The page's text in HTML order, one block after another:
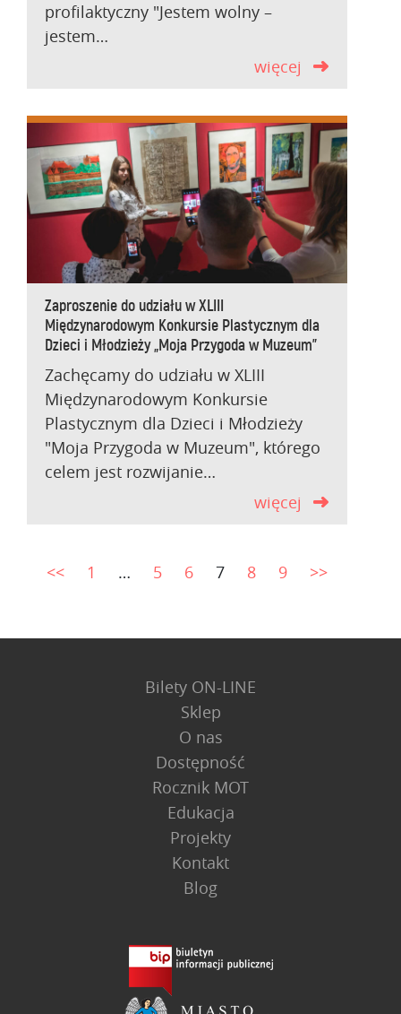
profilaktyczny "Jestem wolny –
jestem…
więcej
Zaproszenie do udziału w XLIII
Międzynarodowym Konkursie Plastycznym dla
Dzieci i Młodzieży „Moja Przygoda w Muzeum”
Zachęcamy do udziału w XLIII
Międzynarodowym Konkursie
Plastycznym dla Dzieci i Młodzieży
"Moja Przygoda w Muzeum", którego
celem jest rozwijanie…
więcej
<< 1 … 5 6 7 8 9 >>
Bilety ON-LINE
Sklep
O nas
Dostępność
Rocznik MOT
Edukacja
Projekty
Kontakt
Blog